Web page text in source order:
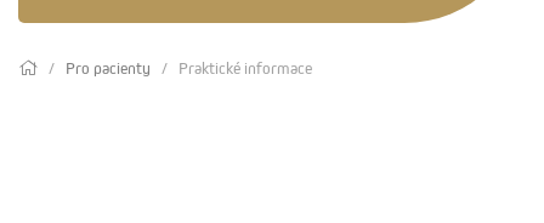
Pro pacienty Praktické informace